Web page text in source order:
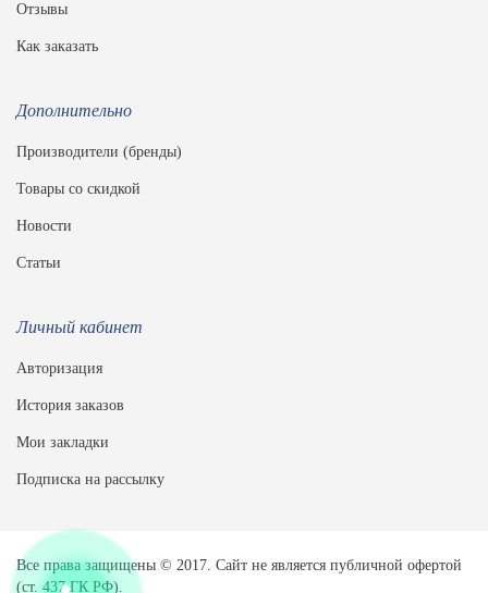
Отзывы
Как заказать
Дополнительно
Производители (бренды)
Товары со скидкой
Новости
Статьи
Личный кабинет
Авторизация
История заказов
Мои закладки
Подписка на рассылку
Все права защищены © 2017. Сайт не является публичной офертой
(ст. 437 ГК РФ).